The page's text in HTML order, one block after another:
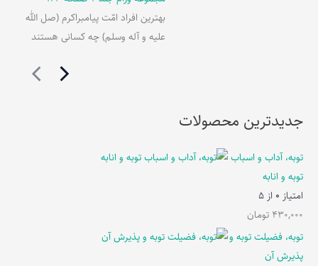
بهترین افراد امّت پیامبراکرم (صل الله
علیه و آله وسلم) چه کسانی هستند
جدیدترین محصولات
توبه، آداب و اسباب
توبه و انابه
امتیاز 0 از 5
430,000 تومان
توبه، فضیلت توبه و
پذیرش آن